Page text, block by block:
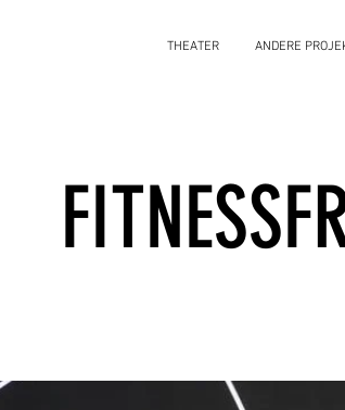
THEATER ANDERE